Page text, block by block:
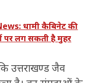
धामी कैबिनेट की
पर लग सकती है मुहर
उत्तराखण्ड जैव